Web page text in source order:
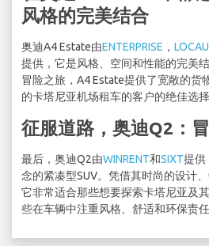
风格的完美结合
奥迪A4 Estate由ENTERPRISE ，
提供，它是风格、空间和性能的完美
冒险之旅，A4 Estate提供了宽敞的货
的卡塔尼亚机场租车的客户的绝佳选择
征服道路，奥迪Q2：
最后，奥迪Q2由WINRENT和SIXT提供
念的紧凑型SUV。凭借其时尚的设计
它非常适合那些想要探索卡塔尼亚及
些在车辆中注重风格、舒适和环保责